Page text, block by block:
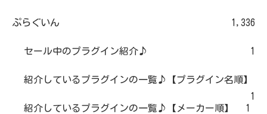
ぷらぐいん 1,336
セール中のプラグイン紹介♪ 1
紹介しているプラグインの一覧♪【プラグイン名順】
1
紹介しているプラグインの一覧♪【メーカー順】
1